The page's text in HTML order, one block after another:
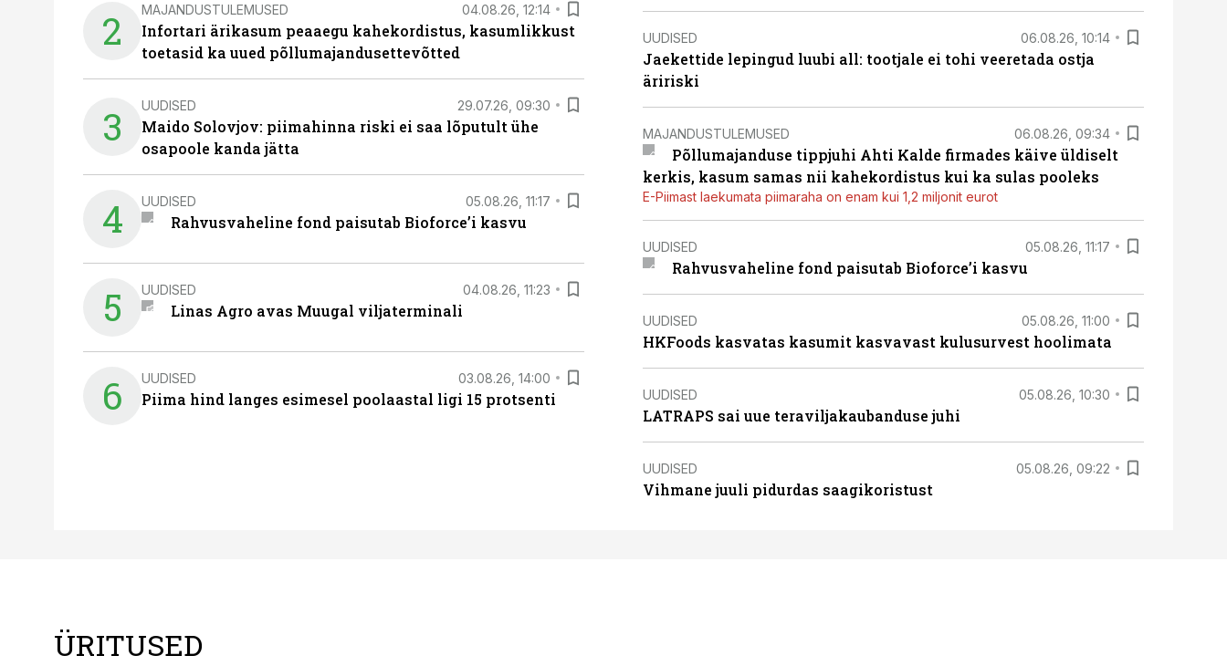
2 MAJANDUSTULEMUSED 04.08.26, 12:14
Infortari ärikasum peaaegu kahekordistus, kasumlikkust
toetasid ka uued põllumajandusettevõtted
3 UUDISED 29.07.26, 09:30
Maido Solovjov: piimahinna riski ei saa lõputult ühe
osapoole kanda jätta
4 UUDISED 05.08.26, 11:17
Rahvusvaheline fond paisutab Bioforce’i kasvu
5 UUDISED 04.08.26, 11:23
Linas Agro avas Muugal viljaterminali
6 UUDISED 03.08.26, 14:00
Piima hind langes esimesel poolaastal ligi 15 protsenti
UUDISED 06.08.26, 10:14
Jaekettide lepingud luubi all: tootjale ei tohi veeretada ostja
äririski
MAJANDUSTULEMUSED 06.08.26, 09:34
Põllumajanduse tippjuhi Ahti Kalde firmades käive üldiselt
kerkis, kasum samas nii kahekordistus kui ka sulas pooleks
E-Piimast laekumata piimaraha on enam kui 1,2 miljonit eurot
UUDISED 05.08.26, 11:17
Rahvusvaheline fond paisutab Bioforce’i kasvu
UUDISED 05.08.26, 11:00
HKFoods kasvatas kasumit kasvavast kulusurvest hoolimata
UUDISED 05.08.26, 10:30
LATRAPS sai uue teraviljakaubanduse juhi
UUDISED 05.08.26, 09:22
Vihmane juuli pidurdas saagikoristust
ÜRITUSED